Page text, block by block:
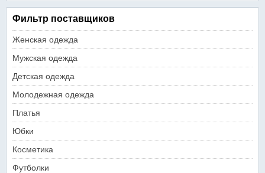
Фильтр поставщиков
Женская одежда
Мужская одежда
Детская одежда
Молодежная одежда
Платья
Юбки
Косметика
Футболки